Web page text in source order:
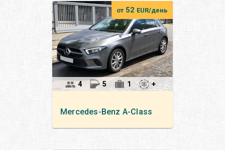
Mercedes-Benz A-Class
от 52 EUR/день
4 5 1 +